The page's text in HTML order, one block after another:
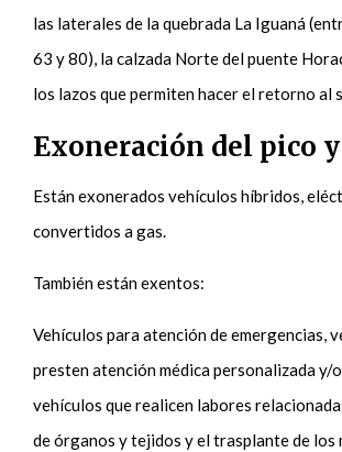
las laterales de la quebrada La Iguaná
63 y 80), la calzada Norte del puente
los lazos que permiten hacer el retorno al
Exoneración del pico
Están exonerados vehículos híbridos,
convertidos a gas.
También están exentos:
Vehículos para atención de emergencias,
presten atención médica personalizada y/
vehículos que realicen labores
de órganos y tejidos y el trasplante de los